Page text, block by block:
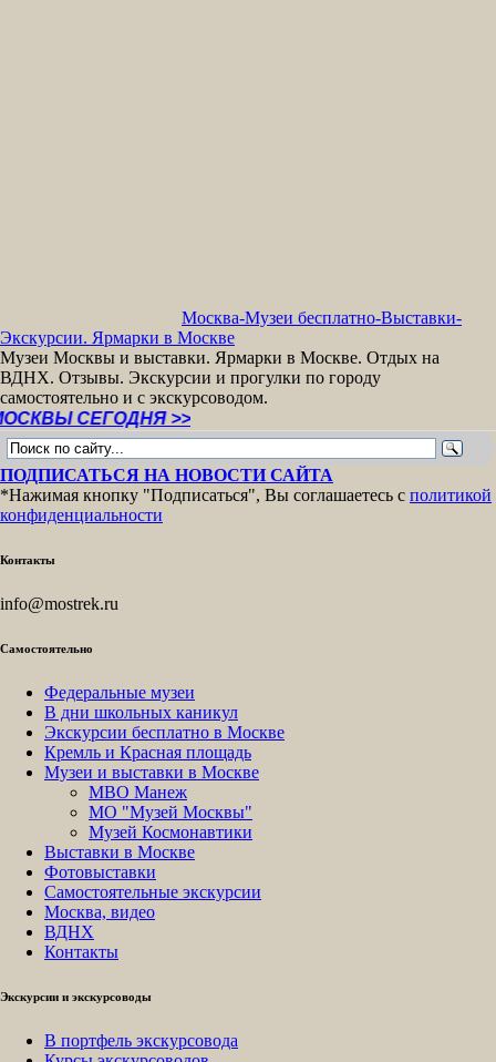
Москва-Музеи бесплатно-Выставки-
Экскурсии. Ярмарки в Москве
Музеи Москвы и выставки. Ярмарки в Москве. Отдых на
ВДНХ. Отзывы. Экскурсии и прогулки по городу
самостоятельно и с экскурсоводом.
>>
ПОДПИСАТЬСЯ НА НОВОСТИ САЙТА
*Нажимая кнопку "Подписаться", Вы соглашаетесь с политикой
конфиденциальности
Контакты
info@mostrek.ru
Самостоятельно
Федеральные музеи
В дни школьных каникул
Экскурсии бесплатно в Москве
Кремль и Красная площадь
Музеи и выставки в Москве
МВО Манеж
МО "Музей Москвы"
Музей Космонавтики
Выставки в Москве
Фотовыставки
Самостоятельные экскурсии
Москва, видео
ВДНХ
Контакты
Экскурсии и экскурсоводы
В портфель экскурсовода